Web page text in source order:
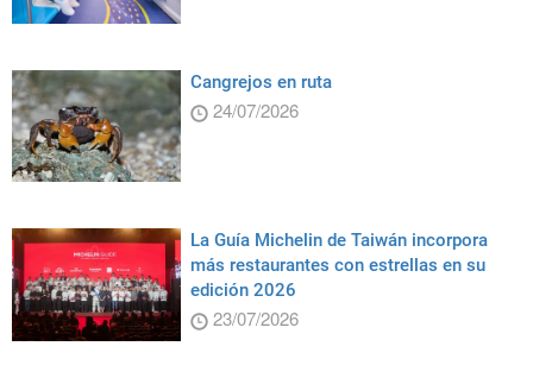
Cangrejos en ruta
24/07/2026
La Guía Michelin de Taiwán incorpora
más restaurantes con estrellas en su
edición 2026
23/07/2026